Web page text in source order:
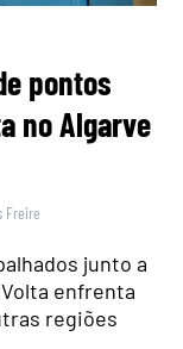
pontos
no Algarve
Freire
junto a
enfrenta
regiões